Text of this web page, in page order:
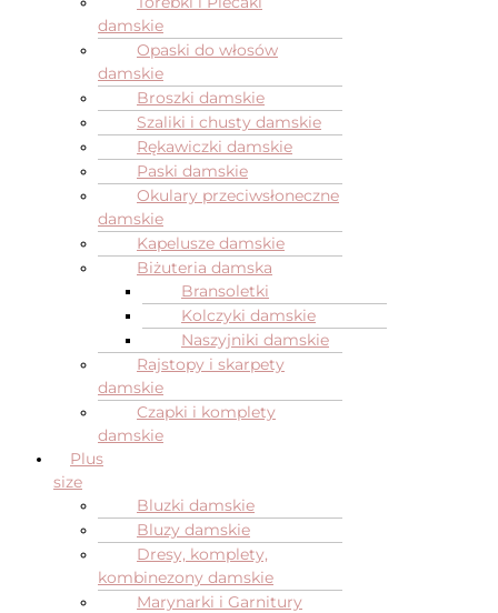
damskie
Opaski do włosów
damskie
Broszki damskie
Szaliki i chusty damskie
Rękawiczki damskie
Paski damskie
Okulary przeciwsłoneczne
damskie
Kapelusze damskie
Biżuteria damska
Bransoletki
Kolczyki damskie
Naszyjniki damskie
Rajstopy i skarpety
damskie
Czapki i komplety
damskie
Plus
size
Bluzki damskie
Bluzy damskie
Dresy, komplety,
kombinezony damskie
Marynarki i Garnitury